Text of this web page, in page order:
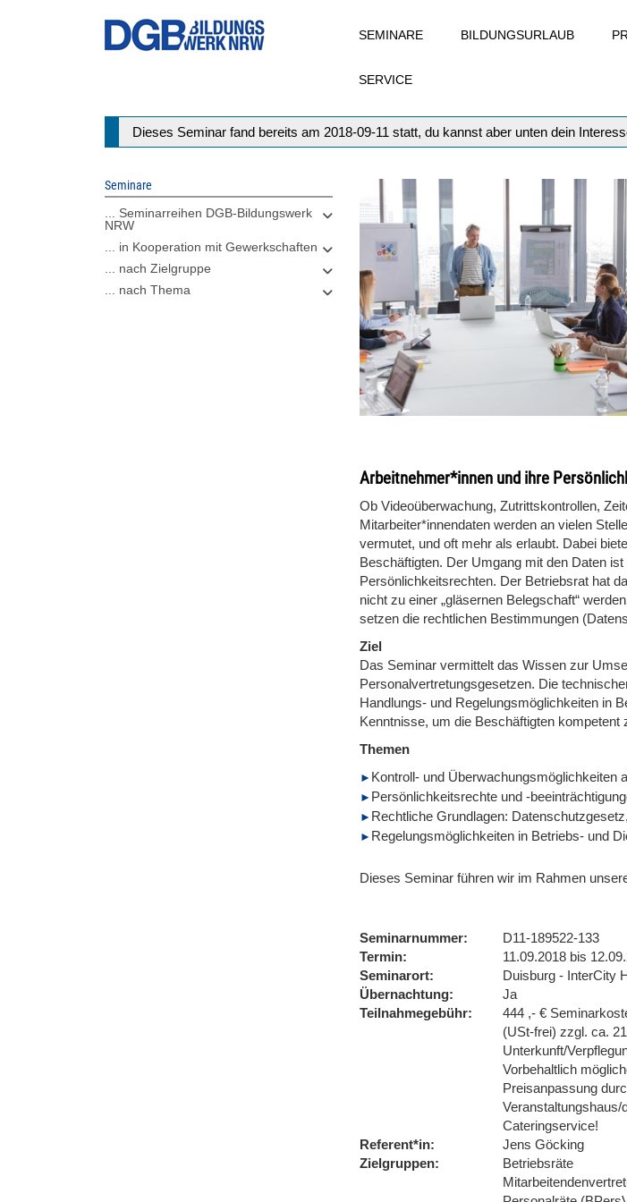
SEMINARE BILDUNGSURLAUB
SERVICE
Statusmeldung
Dieses Seminar fand bereits am 2018-09-11 statt, du kannst aber unten dein
Seminare
... Seminarreihen DGB-Bildungswerk
NRW
... in Kooperation mit Gewerkschaften
... nach Zielgruppe
... nach Thema
Arbeitnehmer*innen und ihre
Ob Videoüberwachung, Zutrittskontrollen,
Mitarbeiter*innendaten werden an vielen
vermutet, und oft mehr als erlaubt. Dabei
Beschäftigten. Der Umgang mit den Daten
Persönlichkeitsrechten. Der Betriebsrat hat
nicht zu einer „gläsernen Belegschaft“
setzen die rechtlichen Bestimmungen
Ziel
Das Seminar vermittelt das Wissen zur
Personalvertretungsgesetzen. Die
Handlungs- und Regelungsmöglichkeiten in
Kenntnisse, um die Beschäftigten kompetent
Themen
Kontroll- und Überwachungsmöglichkeiten
Persönlichkeitsrechte und -
Rechtliche Grundlagen:
Regelungsmöglichkeiten in Betriebs- und
Dieses Seminar führen wir im Rahmen
Seminarnummer
D11-189522-133
Termin
11.09.2018 bis
Seminarort
Duisburg - InterCity
Übernachtung
Ja
Teilnahmegebühr
444 ,- €
(USt-frei) zzgl. ca.
Unterkunft/
Vorbehaltlich
Preisanpassung
Veranstaltungshaus/
Cateringservice!
Referent*in
Jens Göcking
Zielgruppen
Betriebsräte